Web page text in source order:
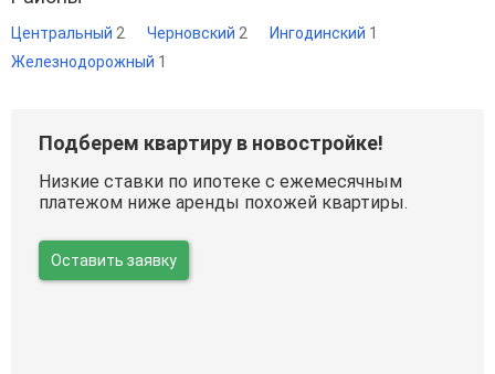
Центральный 2 Черновский 2 Ингодинский 1
Железнодорожный 1
Подберем квартиру в новостройке!
Низкие ставки по ипотеке с ежемесячным
платежом ниже аренды похожей квартиры.
Оставить заявку